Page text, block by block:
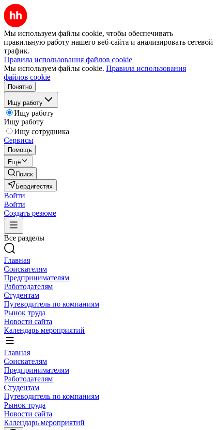
Мы используем файлы cookie, чтобы обеспечивать
правильную работу нашего веб-сайта и анализировать сетевой
трафик.
Правила использования файлов cookie
Мы используем файлы cookie. Правила использования
файлов cookie
Понятно
Ищу работу
Ищу работу
Ищу работу
Ищу сотрудника
Сервисы
Помощь
Ещё
Поиск
Бердигестях
Войти
Войти
Создать резюме
Все разделы
Главная
Соискателям
Предпринимателям
Работодателям
Студентам
Путеводитель по компаниям
Рынок труда
Новости сайта
Календарь мероприятий
Главная
Соискателям
Предпринимателям
Работодателям
Студентам
Путеводитель по компаниям
Рынок труда
Новости сайта
Календарь мероприятий